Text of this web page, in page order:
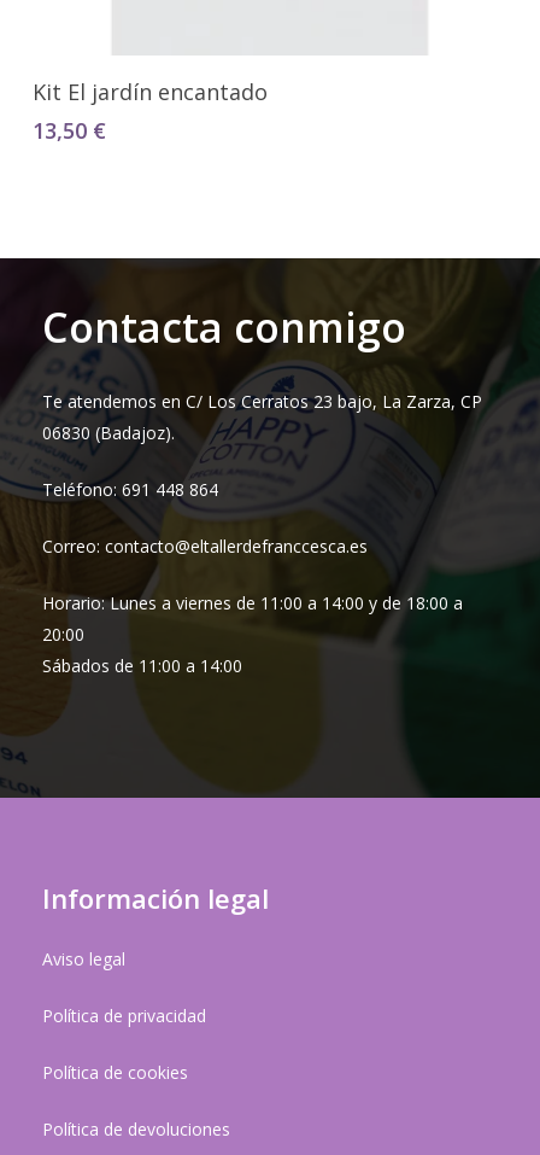
Añadir Al Carrito
Kit El jardín encantado
13,50 €
Contacta conmigo
Te atendemos en C/ Los Cerratos 23 bajo, La Zarza, CP
06830 (Badajoz).
Teléfono: 691 448 864
Correo: contacto@eltallerdefranccesca.es
Horario: Lunes a viernes de 11:00 a 14:00 y de 18:00 a
20:00
Sábados de 11:00 a 14:00
Información legal
Aviso legal
Política de privacidad
Política de cookies
Política de devoluciones